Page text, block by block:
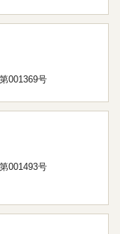
001369号
001493号